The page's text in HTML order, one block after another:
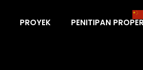
PROYEK PENITIPAN